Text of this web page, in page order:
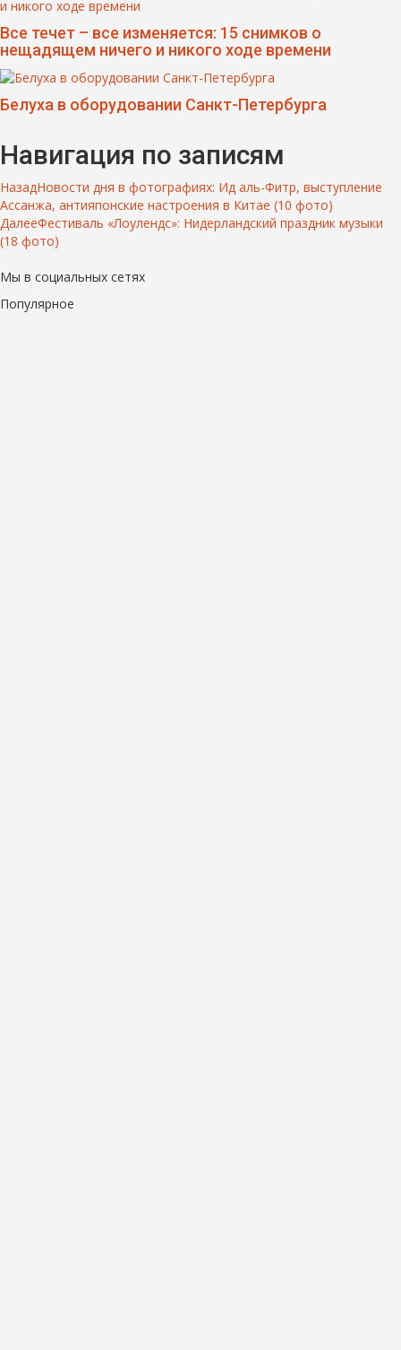
Все течет – все изменяется: 15 снимков о
нещадящем ничего и никого ходе времени
Белуха в оборудовании Санкт-Петербурга
Навигация по записям
НазадНовости дня в фотографиях: Ид аль-Фитр, выступление
Ассанжа, антияпонские настроения в Китае (10 фото)
ДалееФестиваль «Лоулендс»: Нидерландский праздник музыки
(18 фото)
Мы в социальных сетях
Популярное